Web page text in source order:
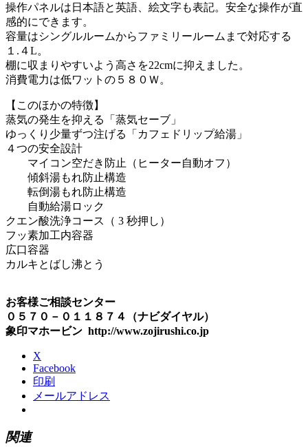
操作パネルは日本語と英語、絵文字も表記。安全な操作が直
感的にできます。
容量はシングルルームからファミリールームまで対応する
１.４L。
棚に収まりやすいよう高さを22cmに抑えました。
消費電力は低ワットの５８０Ｗ。
【このほかの特徴】
蒸気の発生を抑える「蒸気セーブ」
ゆっくり少量ずつ注げる「カフェドリップ給湯」
４つの安全設計
マイコン空だき防止（ヒーター自動オフ）
傾斜湯もれ防止構造
転倒湯もれ防止構造
自動給湯ロック
クエン酸洗浄コース（ 3 秒押し）
フッ素加工内容器
広口容器
カルキとばし沸とう
お客様ご相談センター
０５７０－０１１８７４（ナビダイヤル）
象印マホービン http://www.zojirushi.co.jp
X
Facebook
印刷
メールアドレス
関連